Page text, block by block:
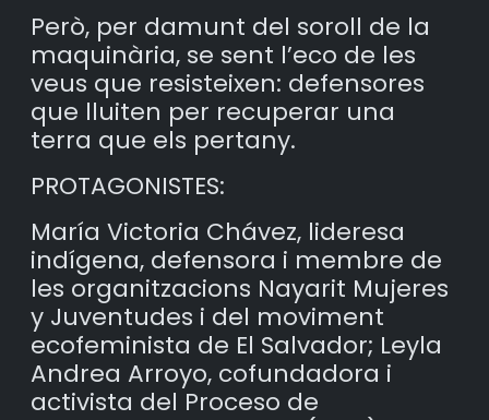
Però, per damunt del soroll de la
maquinària, se sent l’eco de les
veus que resisteixen: defensores
que lluiten per recuperar una
terra que els pertany.
PROTAGONISTES:
María Victoria Chávez, lideresa
indígena, defensora i membre de
les organitzacions Nayarit Mujeres
y Juventudes i del moviment
ecofeminista de El Salvador; Leyla
Andrea Arroyo, cofundadora i
activista del Proceso de